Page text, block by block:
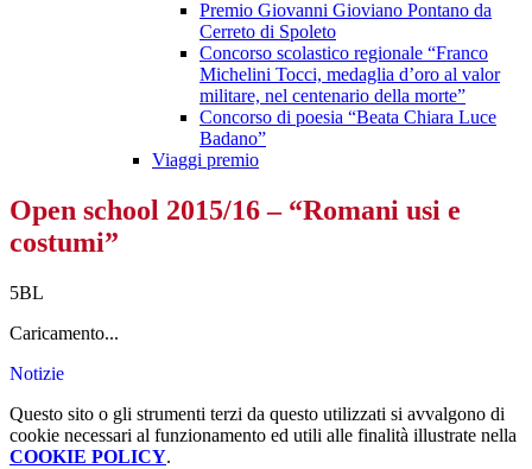
Premio Giovanni Gioviano Pontano da
Cerreto di Spoleto
Concorso scolastico regionale “Franco
Michelini Tocci, medaglia d’oro al valor
militare, nel centenario della morte”
Concorso di poesia “Beata Chiara Luce
Badano”
Viaggi premio
Open school 2015/16 – “Romani usi e
costumi”
5BL
Caricamento...
Notizie
Questo sito o gli strumenti terzi da questo utilizzati si avvalgono di
cookie necessari al funzionamento ed utili alle finalità illustrate nella
COOKIE POLICY.